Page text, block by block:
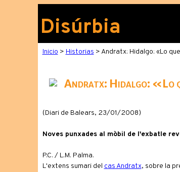
Disúrbia
Inicio > Historias > Andratx: Hidalgo: «Lo
Andratx: Hidalgo: «Lo
(Diari de Balears, 23/01/2008)
Noves punxades al mòbil de l'exbatle
P.C. / L.M. Palma.
L'extens sumari del cas Andratx, sobre la